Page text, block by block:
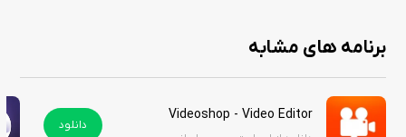
برنامه های مشابه
Videoshop - Video Editor
دانلود